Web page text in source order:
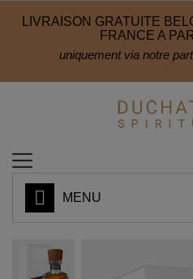
LIVRAISON GRATUITE
FRANCE A
uniquement via notre
MENU